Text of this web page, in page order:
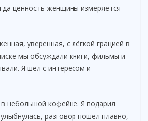
d
o
ценность женщины измеряется
уверенная, с лёгкой грацией в
мы обсуждали книги, фильмы и
Я шёл с интересом и
небольшой кофейне. Я подарил
разговор пошёл плавно,